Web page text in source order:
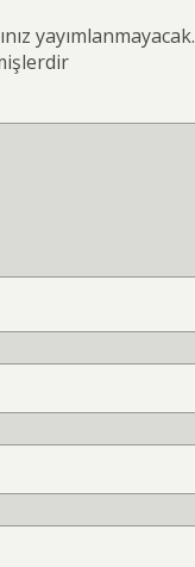
yayımlanmayacak.